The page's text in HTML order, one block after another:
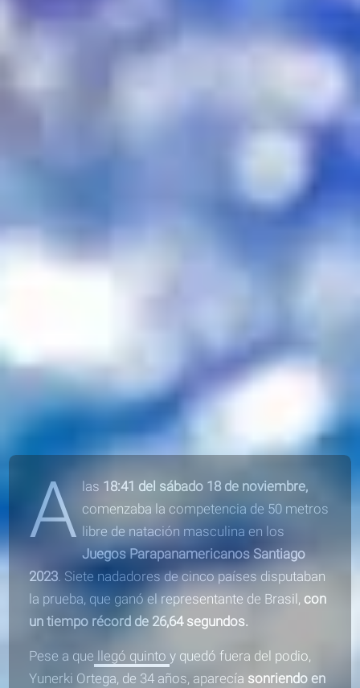
A las 18:41 del sábado 18 de noviembre,
comenzaba la competencia de 50 metros
libre de natación masculina en los
Juegos Parapanamericanos Santiago
2023 . Siete nadadores de cinco países disputaban
la prueba, que ganó el representante de Brasil, con
un tiempo récord de 26,64 segundos.
Pese a que llegó quintoy quedó fuera del podio,
Yunerki Ortega, de 34 años, aparecía sonriendo en